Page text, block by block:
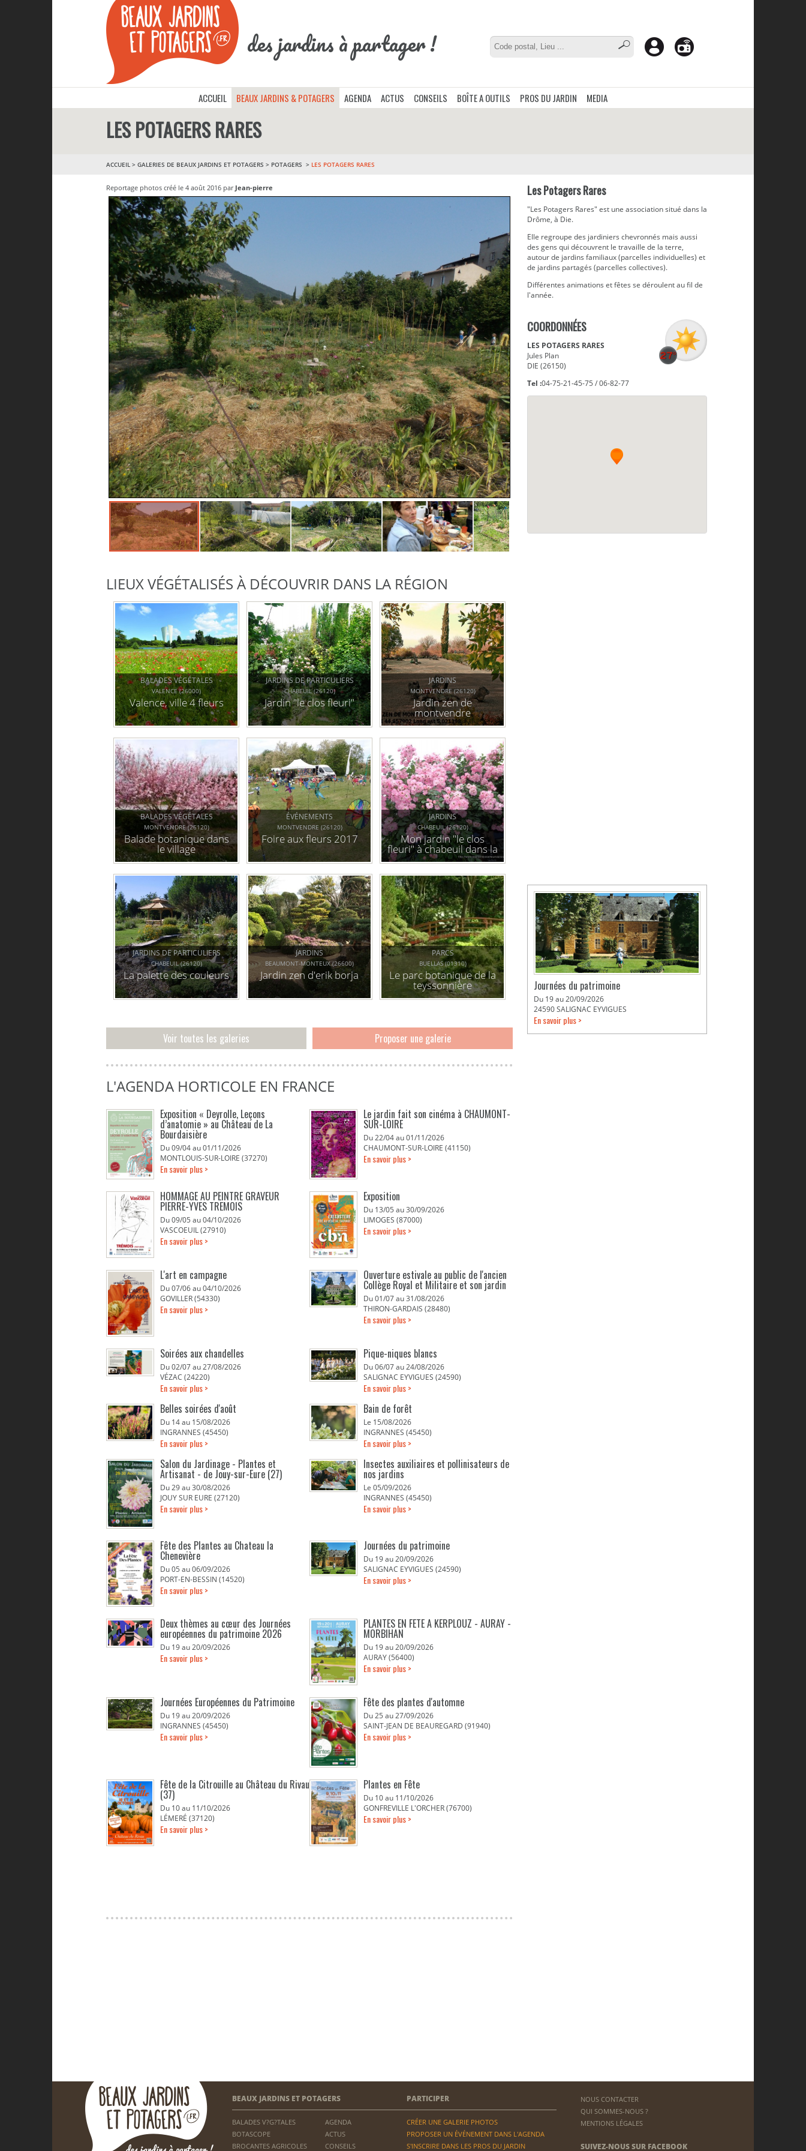
des jardins à partager !
ACCUEIL BEAUX JARDINS & POTAGERS AGENDA ACTUS CONSEILS BOÎTE A OUTILS PROS DU JARDIN MEDIA
LES POTAGERS RARES
ACCUEIL > GALERIES DE BEAUX JARDINS ET POTAGERS > POTAGERS LES POTAGERS RARES
Reportage photos créé le 4 août 2016 par Jean-pierre Les Potagers Rares
"Les Potagers Rares" est une association situé dans la
Drôme, à Die.
Elle regroupe des jardiniers chevronnés mais aussi
des gens qui découvrent le travaille de la terre,
autour de jardins familiaux (parcelles individuelles) et
de jardins partagés (parcelles collectives).
Différentes animations et fêtes se déroulent au fil de
l'année.
COORDONNÉES
LES POTAGERS RARES
Jules Plan
DIE (26150)
Tel :04-75-21-45-75 / 06-82-77
LIEUX VÉGÉTALISÉS À DÉCOUVRIR DANS LA RÉGION
BALADES VÉGÉTALES
VALENCE (26000)
Valence, ville 4 fleurs
JARDINS DE PARTICULIERS
CHABEUIL (26120)
Jardin "le clos fleuri"
JARDINS
MONTVENDRE (26120)
Jardin zen de
montvendre
BALADES VÉGÉTALES
MONTVENDRE (26120)
Balade botanique dans
le village
ÉVÉNEMENTS
MONTVENDRE (26120)
Foire aux fleurs 2017
JARDINS
CHABEUIL (26120)
Mon jardin "le clos
fleuri" à chabeuil dans la
drôme
JARDINS DE PARTICULIERS
CHABEUIL (26120)
La palette des couleurs
JARDINS
BEAUMONT-MONTEUX (26600)
Jardin zen d'erik borja
PARCS
BUELLAS (01310)
Le parc botanique de la
teyssonnière
Voir toutes les galeries Proposer une galerie
L'AGENDA HORTICOLE EN FRANCE
Exposition « Deyrolle, Leçons
d’anatomie » au Château de La
Bourdaisière
Du 09/04 au 01/11/2026
MONTLOUIS-SUR-LOIRE (37270)
En savoir plus >
Le jardin fait son cinéma à CHAUMONT-
SUR-LOIRE
Du 22/04 au 01/11/2026
CHAUMONT-SUR-LOIRE (41150)
En savoir plus >
HOMMAGE AU PEINTRE GRAVEUR
PIERRE-YVES TREMOIS
Du 09/05 au 04/10/2026
VASCOEUIL (27910)
En savoir plus >
Exposition
Du 13/05 au 30/09/2026
LIMOGES (87000)
En savoir plus >
L'art en campagne
Du 07/06 au 04/10/2026
GOVILLER (54330)
En savoir plus >
Ouverture estivale au public de l'ancien
Collège Royal et Militaire et son jardin
Du 01/07 au 31/08/2026
THIRON-GARDAIS (28480)
En savoir plus >
Soirées aux chandelles
Du 02/07 au 27/08/2026
VÉZAC (24220)
En savoir plus >
Pique-niques blancs
Du 06/07 au 24/08/2026
SALIGNAC EYVIGUES (24590)
En savoir plus >
Belles soirées d'août
Du 14 au 15/08/2026
INGRANNES (45450)
En savoir plus >
Bain de forêt
Le 15/08/2026
INGRANNES (45450)
En savoir plus >
Salon du Jardinage - Plantes et
Artisanat - de Jouy-sur-Eure (27)
Du 29 au 30/08/2026
JOUY SUR EURE (27120)
En savoir plus >
Insectes auxiliaires et pollinisateurs de
nos jardins
Le 05/09/2026
INGRANNES (45450)
En savoir plus >
Fête des Plantes au Chateau la
Chenevière
Du 05 au 06/09/2026
PORT-EN-BESSIN (14520)
En savoir plus >
Journées du patrimoine
Du 19 au 20/09/2026
SALIGNAC EYVIGUES (24590)
En savoir plus >
Deux thèmes au cœur des Journées
européennes du patrimoine 2026
Du 19 au 20/09/2026
En savoir plus >
PLANTES EN FETE A KERPLOUZ - AURAY -
MORBIHAN
Du 19 au 20/09/2026
AURAY (56400)
En savoir plus >
Journées Européennes du Patrimoine
Du 19 au 20/09/2026
INGRANNES (45450)
En savoir plus >
Fête des plantes d'automne
Du 25 au 27/09/2026
SAINT-JEAN DE BEAUREGARD (91940)
En savoir plus >
Fête de la Citrouille au Château du Rivau
(37)
Du 10 au 11/10/2026
LÉMERÉ (37120)
En savoir plus >
Plantes en Fête
Du 10 au 11/10/2026
GONFREVILLE L'ORCHER (76700)
En savoir plus >
Journées du patrimoine
Du 19 au 20/09/2026
24590 SALIGNAC EYVIGUES
En savoir plus >
BEAUX JARDINS ET POTAGERS
BALADES V?G?TALES
BOTASCOPE
BROCANTES AGRICOLES
AGENDA
ACTUS
CONSEILS
PARTICIPER
CRÉER UNE GALERIE PHOTOS
PROPOSER UN ÉVÉNEMENT DANS L'AGENDA
S'INSCRIRE DANS LES PROS DU JARDIN
NOUS CONTACTER
QUI SOMMES-NOUS ?
MENTIONS LÉGALES
SUIVEZ-NOUS SUR FACEBOOK